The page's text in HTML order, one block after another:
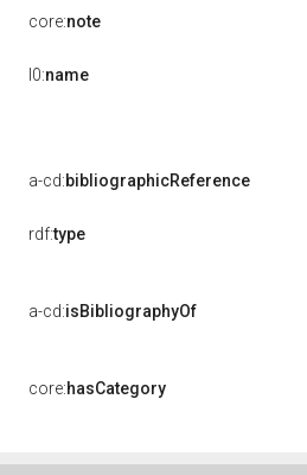
core:note
l0:name
a-cd:bibliographicReference
rdf:type
a-cd:isBibliographyOf
core:hasCategory